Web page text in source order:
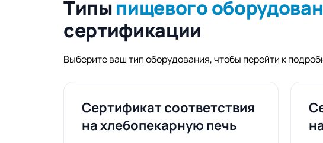
Типыпищевого
сертификации
Выберите ваш тип оборудования, чтобы перейти к
Сертификат соответствия
на хлебопекарную печь